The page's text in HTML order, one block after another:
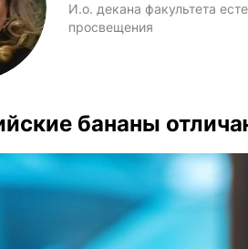
И.о. декана факультета
просвещения
бананы